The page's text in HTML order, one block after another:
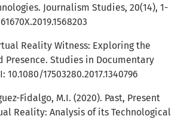
Journalism Studies, 20(14), 1-
Reality Witness: Exploring the
Presence. Studies in Documentary
10.1080/17503280.2017.1340796
Fidalgo, M.I. (2020). Past, Present
Reality: Analysis of its Technological